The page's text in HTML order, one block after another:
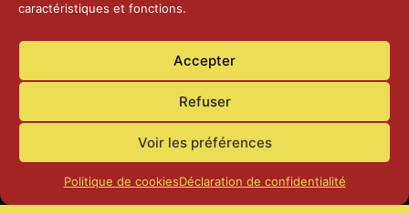
caractéristiques et fonctions.
Accepter
Refuser
Voir les préférences
Politique de cookiesDéclaration de confidentialité
Aînés – Noël 2024
Accueil Actualités Contact Confidentialité